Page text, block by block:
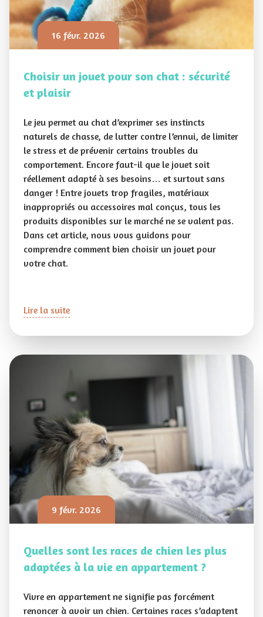
16 févr. 2026
Choisir un jouet pour son chat : sécurité
et plaisir
Le jeu permet au chat d’exprimer ses instincts
naturels de chasse, de lutter contre l’ennui, de limiter
le stress et de prévenir certains troubles du
comportement. Encore faut-il que le jouet soit
réellement adapté à ses besoins… et surtout sans
danger ! Entre jouets trop fragiles, matériaux
inappropriés ou accessoires mal conçus, tous les
produits disponibles sur le marché ne se valent pas.
Dans cet article, nous vous guidons pour
comprendre comment bien choisir un jouet pour
votre chat.
Lire la suite
9 févr. 2026
Quelles sont les races de chien les plus
adaptées à la vie en appartement ?
Vivre en appartement ne signifie pas forcément
renoncer à avoir un chien. Certaines races s’adaptent